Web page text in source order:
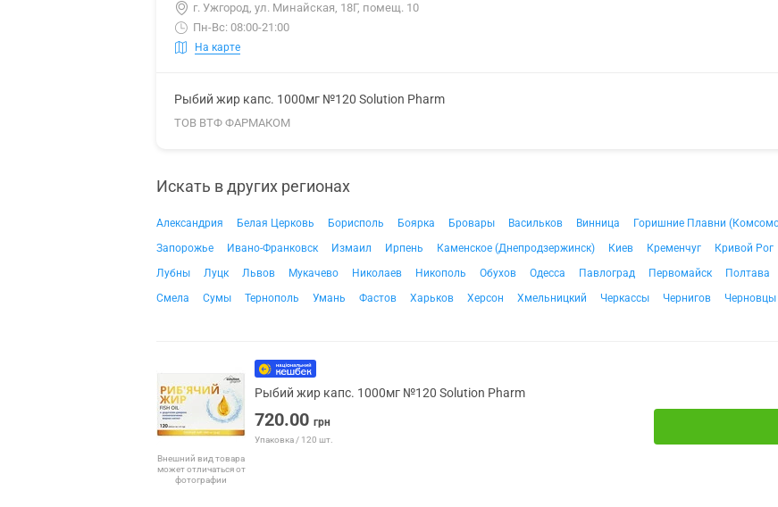
г. Ужгород, ул. Минайская, 18Г, помещ. 10
Пн-Вс: 08:00-21:00
На карте
Рыбий жир капс. 1000мг №120 Solution Pharm
ТОВ ВТФ ФАРМАКОМ
Искать в других регионах
Александрия Белая Церковь Борисполь Боярка Бровары Васильков Винница Горишние Плавни
Запорожье
Ивано-Франковск Измаил Ирпень Каменское (Днепродзержинск) Киев Кременчуг Кривой Рог
Лубны
Луцк Львов Мукачево Николаев Никополь Обухов Одесса Павлоград Первомайск Полтава
Смела
Сумы Тернополь Умань Фастов Харьков Херсон Хмельницкий Черкассы Чернигов Черновцы
Внешний вид товара
может отличаться от
фотографии
Рыбий жир капс. 1000мг №120 Solution Pharm
720.00 грн
Упаковка / 120 шт.